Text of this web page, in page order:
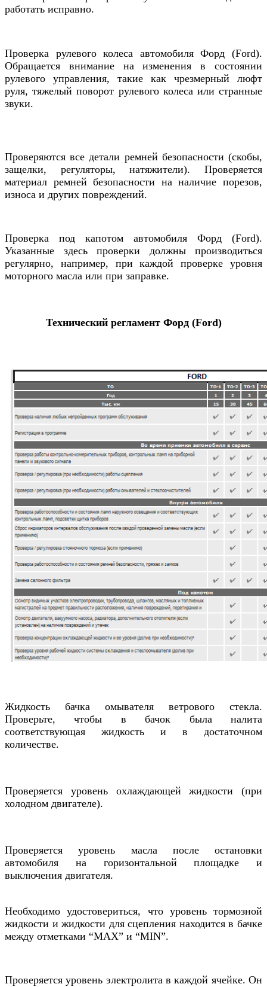
работать исправно.
Проверка рулевого колеса автомобиля Форд (Ford).
Обращается внимание на изменения в состоянии
рулевого управления, такие как чрезмерный люфт
руля, тяжелый поворот рулевого колеса или странные
звуки.
Проверяются все детали ремней безопасности (скобы,
защелки, регуляторы, натяжители). Проверяется
материал ремней безопасности на наличие порезов,
износа и других повреждений.
Проверка под капотом автомобиля Форд (Ford).
Указанные здесь проверки должны производиться
регулярно, например, при каждой проверке уровня
моторного масла или при заправке.
Технический регламент Форд (Ford)
Жидкость бачка омывателя ветрового стекла.
Проверьте, чтобы в бачок была налита
соответствующая жидкость и в достаточном
количестве.
Проверяется уровень охлаждающей жидкости (при
холодном двигателе).
Проверяется уровень масла после остановки
автомобиля на горизонтальной площадке и
выключения двигателя.
Необходимо удостовериться, что уровень тормозной
жидкости и жидкости для сцепления находится в бачке
между отметками “MAX” и “MIN”.
Проверяется уровень электролита в каждой ячейке. Он